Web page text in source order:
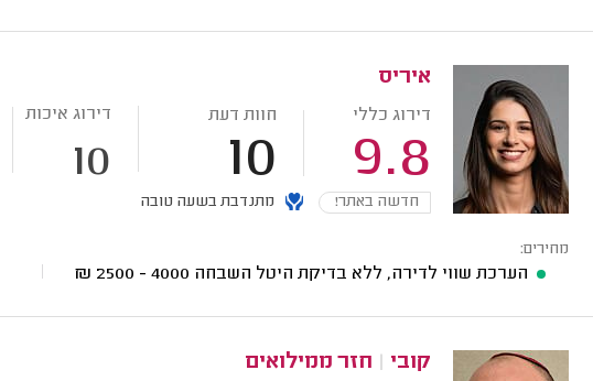
איריס
דירוג כללי
9.8
חוות דעת
10
דירוג איכות
10
חדשה באתר! מתנדבת בשעה טובה
מחירים:
הערכת שווי לדירה, ללא בדיקת היטל השבחה 4000 - 2500
₪
קובי חזר ממילואים